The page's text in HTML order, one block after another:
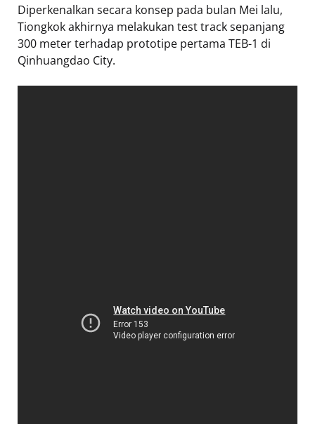
Diperkenalkan secara konsep pada bulan Mei lalu,
Tiongkok akhirnya melakukan test track sepanjang
300 meter terhadap prototipe pertama TEB-1 di
Qinhuangdao City.